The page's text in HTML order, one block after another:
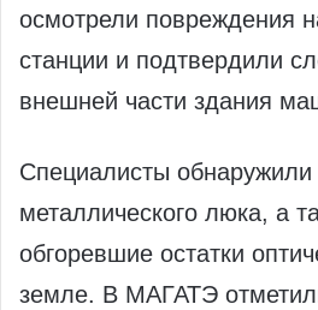
осмотрели повреждения
станции и подтвердили
внешней части здания
Специалисты
металлического люка, а
обгоревшие остатки
земле. В МАГАТЭ